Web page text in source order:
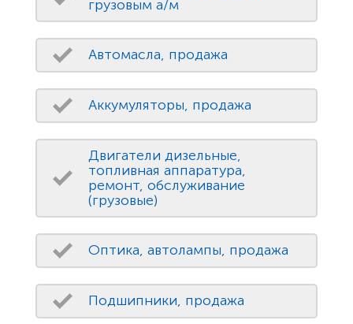
грузовым а/м
Автомасла, продажа
Аккумуляторы, продажа
Двигатели дизельные,
топливная аппаратура,
ремонт, обслуживание
(грузовые)
Оптика, автолампы, продажа
Подшипники, продажа